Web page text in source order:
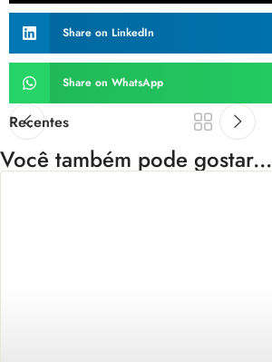
Share on LinkedIn
Share on WhatsApp
Recentes
Você também pode gostar...